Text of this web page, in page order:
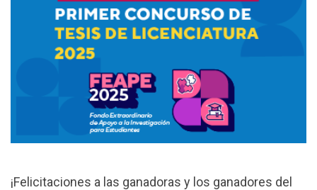
¡Felicitaciones a las ganadoras y los ganadores del